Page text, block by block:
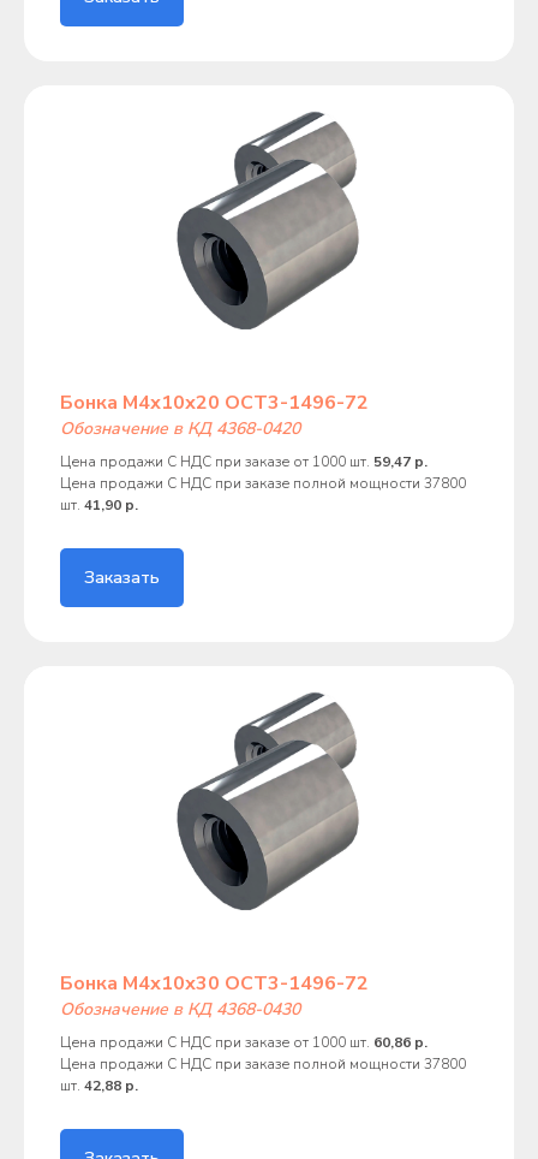
Бонка М4х10х20 ОСТ3-1496-72
Обозначение в КД 4368-0420
Цена продажи С НДС при заказе от 1000 шт. 59,47 р.
Цена продажи С НДС при заказе полной мощности 37800
шт. 41,90 р.
Заказать
Бонка М4х10х30 ОСТ3-1496-72
Обозначение в КД 4368-0430
Цена продажи С НДС при заказе от 1000 шт. 60,86 р.
Цена продажи С НДС при заказе полной мощности 37800
шт. 42,88 р.